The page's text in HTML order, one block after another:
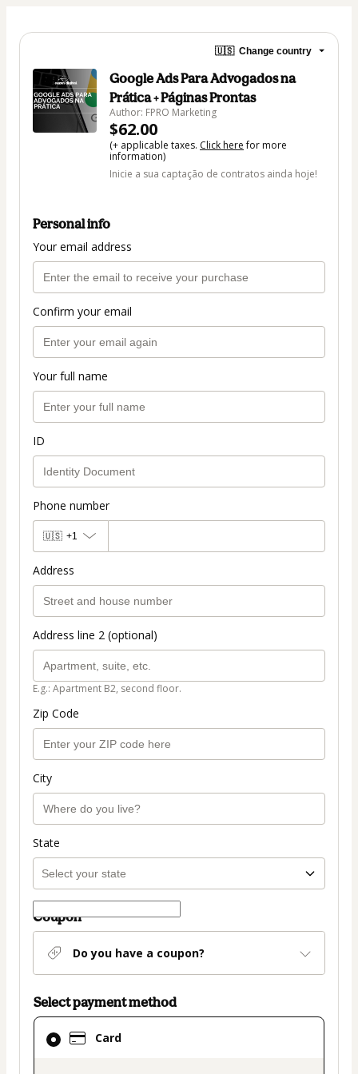
🇺🇸 Change country
Google Ads Para Advogados na
Prática + Páginas Prontas
Author: FPRO Marketing
$62.00
(+ applicable taxes. Click herefor more
information)
Inicie a sua captação de contratos ainda hoje!
Personal info
Your email address
Confirm your email
Your full name
ID
Phone number
🇺🇸 +1
Address
Address line 2 (optional)
E.g.: Apartment B2, second floor.
Zip Code
City
State
Coupon
Do you have a coupon?
Select payment method
Card
Card
selected